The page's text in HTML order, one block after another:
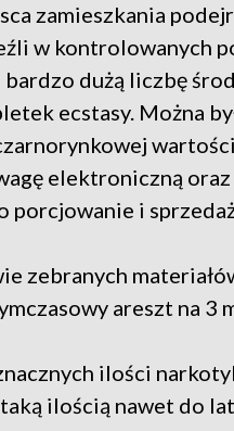
zamieszkania
w kontrolowanych
dużą liczbę
ecstasy. Można
elektroniczną
porcjowanie i
zebranych
areszt na 3
ilości
ilością nawet do